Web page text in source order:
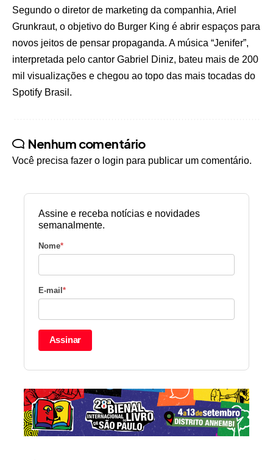
Segundo o diretor de marketing da companhia, Ariel
Grunkraut, o objetivo do Burger King é abrir espaços para
novos jeitos de pensar propaganda. A música “Jenifer”,
interpretada pelo cantor Gabriel Diniz, bateu mais de 200
mil visualizações e chegou ao topo das mais tocadas do
Spotify Brasil.
Nenhum comentário
Você precisa fazer o login para publicar um comentário.
Assine e receba notícias e novidades
semanalmente.
Nome*
E-mail *
Assinar